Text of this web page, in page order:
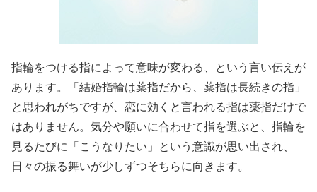
指輪をつける指によって意味が変わる、という言い伝えが
あります。「結婚指輪は薬指だから、薬指は長続きの指」
と思われがちですが、恋に効くと言われる指は薬指だけで
はありません。気分や願いに合わせて指を選ぶと、指輪を
見るたびに「こうなりたい」という意識が思い出され、
日々の振る舞いが少しずつそちらに向きます。